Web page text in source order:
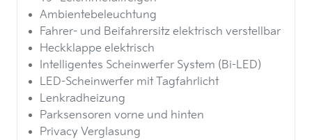
Ambientebeleuchtung
Fahrer- und Beifahrersitz elektrisch verstellbar
Heckklappe elektrisch
Intelligentes Scheinwerfer System (Bi-LED)
LED-Scheinwerfer mit Tagfahrlicht
Lenkradheizung
Parksensoren vorne und hinten
Privacy Verglasung